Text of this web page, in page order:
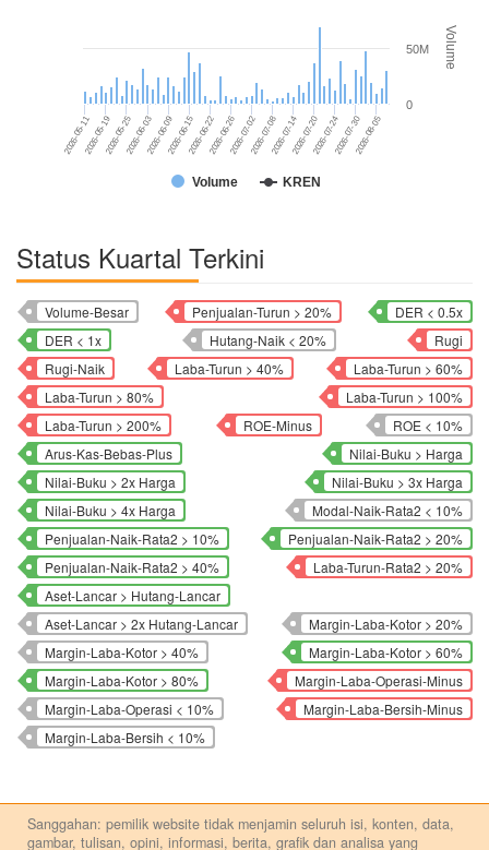
Volume
Volume KREN
2026-05-11 2026-06-03 2026-06-22 2026-07-08 2026-07-24
2026-05-192026-05-25 2026-06-092026-06-15 2026-06-262026-07-02 2026-07-142026-07-20 2026-07-302026-08-05
0
50M
Status Kuartal Terkini
Volume-Besar Penjualan-Turun > 20%
DER < 0.5x
DER < 1x
Hutang-Naik < 20%
Rugi
Rugi-Naik
Laba-Turun > 40%
Laba-Turun > 60%
Laba-Turun > 80%
Laba-Turun > 100%
Laba-Turun > 200%
ROE-Minus
ROE < 10%
Arus-Kas-Bebas-Plus
Nilai-Buku > Harga
Nilai-Buku > 2x Harga
Nilai-Buku > 3x Harga
Nilai-Buku > 4x Harga
Modal-Naik-Rata2 < 10%
Penjualan-Naik-Rata2 > 10%
Penjualan-Naik-Rata2 > 20%
Penjualan-Naik-Rata2 > 40%
Laba-Turun-Rata2 > 20%
Aset-Lancar > Hutang-Lancar
Aset-Lancar > 2x Hutang-Lancar
Margin-Laba-Kotor > 20%
Margin-Laba-Kotor > 40%
Margin-Laba-Kotor > 60%
Margin-Laba-Kotor > 80%
Margin-Laba-Operasi-Minus
Margin-Laba-Operasi < 10%
Margin-Laba-Bersih-Minus
Margin-Laba-Bersih < 10%
Sanggahan: pemilik website tidak menjamin seluruh isi, konten, data,
gambar, tulisan, opini, informasi, berita, grafik dan analisa yang